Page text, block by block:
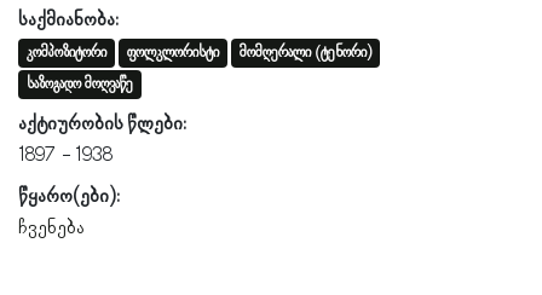
საქმიანობა:
კომპოზიტორი ფოლკლორისტი
მომღერალი (ტენორი)
საზოგადო მოღვაწე
აქტიურობის წლები:
1897
1938
წყარო(ები):
ჩვენება